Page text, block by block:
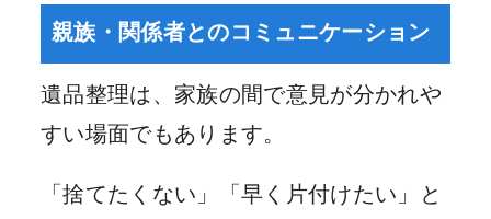
親族・関係者とのコミュニケーション
遺品整理は、家族の間で意見が分かれや
すい場面でもあります。
「捨てたくない」「早く片付けたい」と